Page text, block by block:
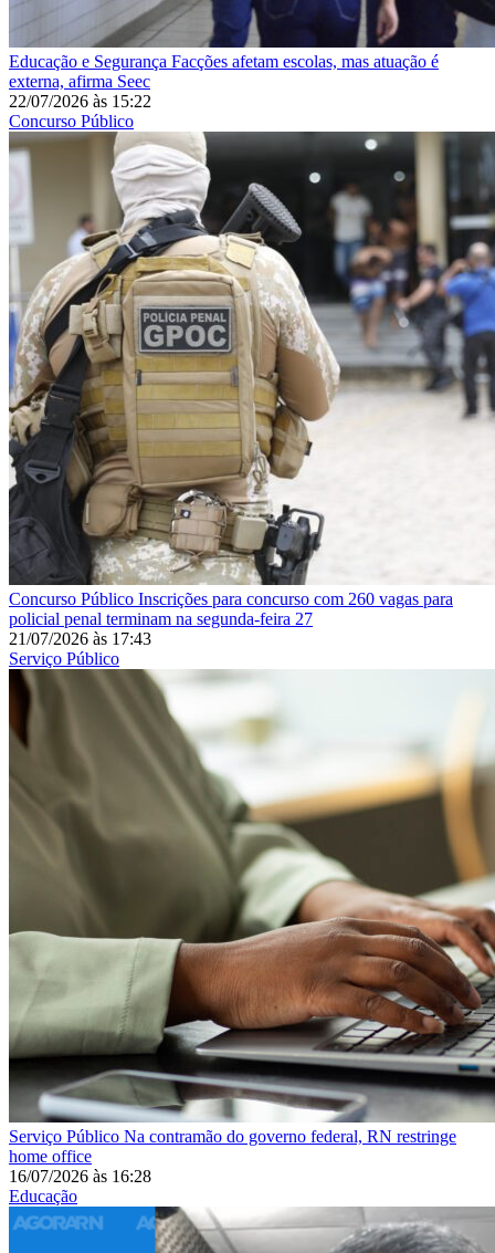
Educação e Segurança Facções afetam escolas, mas atuação é
externa, afirma Seec
22/07/2026 às 15:22
Concurso Público
Concurso Público Inscrições para concurso com 260 vagas para
policial penal terminam na segunda-feira 27
21/07/2026 às 17:43
Serviço Público
Serviço Público Na contramão do governo federal, RN restringe
home office
16/07/2026 às 16:28
Educação